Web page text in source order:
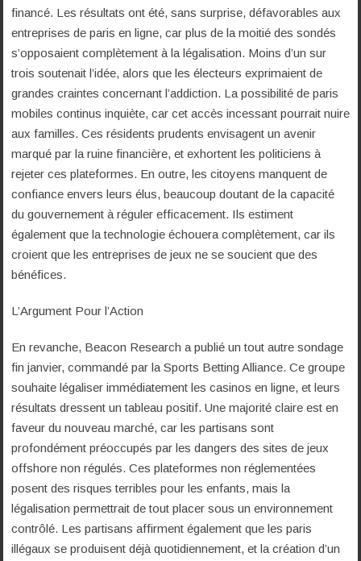
financé. Les résultats ont été, sans surprise, défavorables aux
entreprises de paris en ligne, car plus de la moitié des sondés
s’opposaient complètement à la légalisation. Moins d’un sur
trois soutenait l’idée, alors que les électeurs exprimaient de
grandes craintes concernant l’addiction. La possibilité de paris
mobiles continus inquiète, car cet accès incessant pourrait nuire
aux familles. Ces résidents prudents envisagent un avenir
marqué par la ruine financière, et exhortent les politiciens à
rejeter ces plateformes. En outre, les citoyens manquent de
confiance envers leurs élus, beaucoup doutant de la capacité
du gouvernement à réguler efficacement. Ils estiment
également que la technologie échouera complètement, car ils
croient que les entreprises de jeux ne se soucient que des
bénéfices.
L’Argument Pour l’Action
En revanche, Beacon Research a publié un tout autre sondage
fin janvier, commandé par la Sports Betting Alliance. Ce groupe
souhaite légaliser immédiatement les casinos en ligne, et leurs
résultats dressent un tableau positif. Une majorité claire est en
faveur du nouveau marché, car les partisans sont
profondément préoccupés par les dangers des sites de jeux
offshore non régulés. Ces plateformes non réglementées
posent des risques terribles pour les enfants, mais la
légalisation permettrait de tout placer sous un environnement
contrôlé. Les partisans affirment également que les paris
illégaux se produisent déjà quotidiennement, et la création d’un